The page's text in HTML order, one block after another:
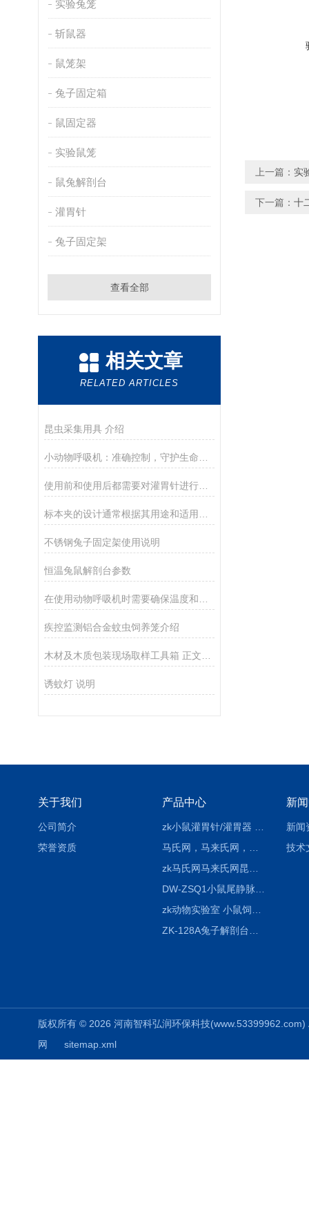
实验兔笼
斩鼠器
鼠笼架
兔子固定箱
鼠固定器
实验鼠笼
鼠兔解剖台
灌胃针
兔子固定架
查看全部
相关文章
RELATED ARTICLES
昆虫采集用具 介绍
使用前和使用后都需要对灌胃针进行彻底清洁和消毒
不锈钢兔子固定架使用说明
恒温兔鼠解剖台参数
疾控监测铝合金蚊虫饲养笼介绍
诱蚊灯 说明
上一篇： 实
下一篇： 十
关于我们
公司简介
荣誉资质
产品中心 新
新闻
技术
版权所有 © 2026 河南智科弘润环保科技
网
sitemap.xml